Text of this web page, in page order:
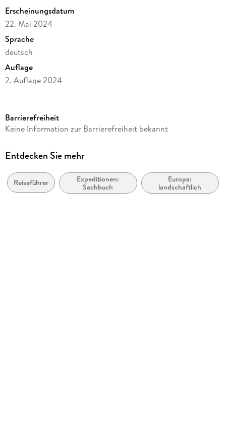
Erscheinungsdatum
22. Mai 2024
Sprache
deutsch
Auflage
2. Auflage 2024
Reihe
Herausgegeben von
Verlag/Hersteller
Esterbauer GmbH
Barrierefreiheit
Keine Information zur Barrierefreiheit bekannt
Entdecken Sie mehr
Reiseführer
Expeditionen:
Sachbuch
Europa:
landschaftlich